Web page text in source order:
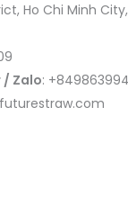
Ho Chi Minh
/ Zalo: